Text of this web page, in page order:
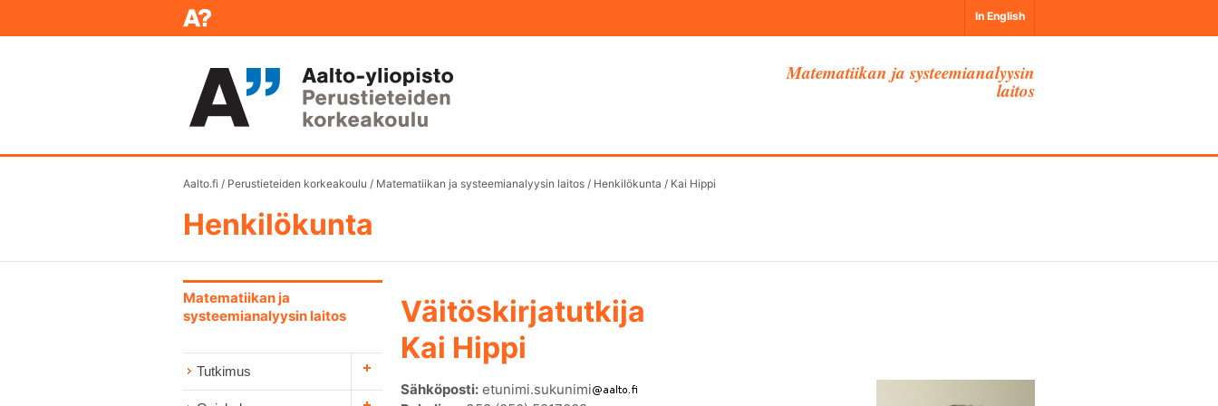
In English
Matematiikan ja systeemianalyysin
laitos
Aalto.fi / Perustieteiden korkeakoulu / Matematiikan ja systeemianalyysin laitos / Henkilökunta / Kai Hippi
Henkilökunta
Matematiikan ja
systeemianalyysin laitos
Tutkimus
Väitöskirjatutkija
Kai Hippi
Sähköposti: etunimi.sukunimi